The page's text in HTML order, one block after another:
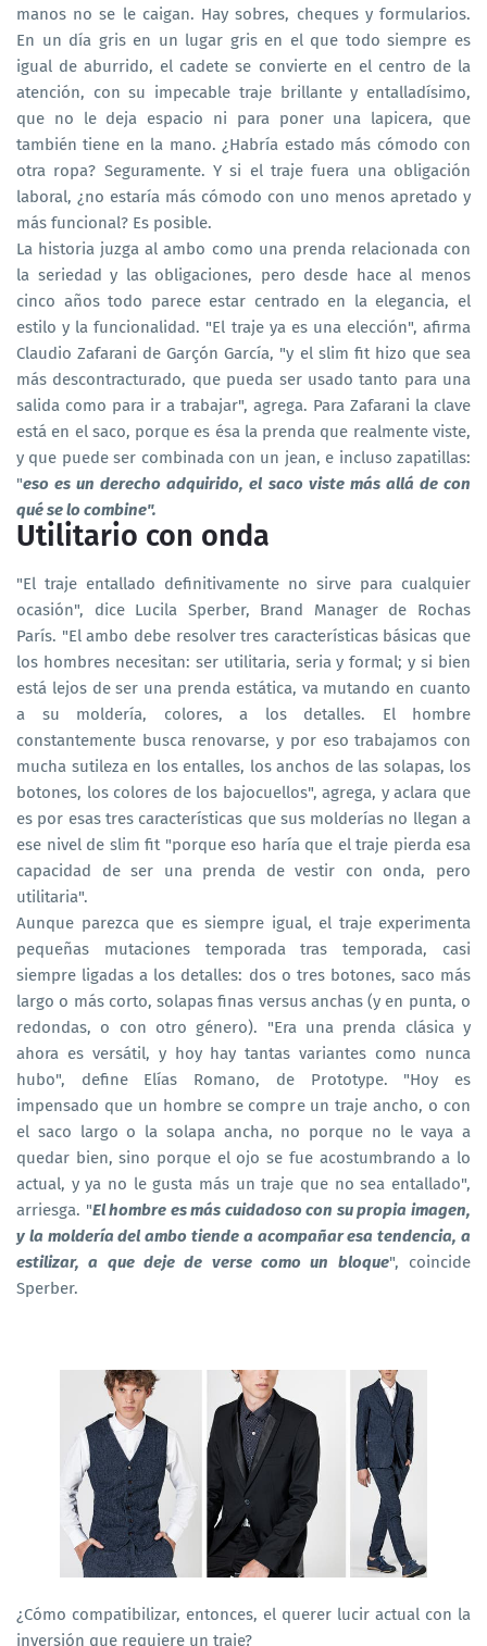
manos no se le caigan. Hay sobres, cheques y formularios.
En un día gris en un lugar gris en el que todo siempre es
igual de aburrido, el cadete se convierte en el centro de la
atención, con su impecable traje brillante y entalladísimo,
que no le deja espacio ni para poner una lapicera, que
también tiene en la mano. ¿Habría estado más cómodo con
otra ropa? Seguramente. Y si el traje fuera una obligación
laboral, ¿no estaría más cómodo con uno menos apretado y
más funcional? Es posible.
La historia juzga al ambo como una prenda relacionada con
la seriedad y las obligaciones, pero desde hace al menos
cinco años todo parece estar centrado en la elegancia, el
estilo y la funcionalidad. "El traje ya es una elección", afirma
Claudio Zafarani de Garçón García, "y el slim fit hizo que sea
más descontracturado, que pueda ser usado tanto para una
salida como para ir a trabajar", agrega. Para Zafarani la clave
está en el saco, porque es ésa la prenda que realmente viste,
y que puede ser combinada con un jean, e incluso zapatillas:
"eso es un derecho adquirido, el saco viste más allá de con
qué se lo combine".
Utilitario con onda
"El traje entallado definitivamente no sirve para cualquier
ocasión", dice Lucila Sperber, Brand Manager de Rochas
París. "El ambo debe resolver tres características básicas que
los hombres necesitan: ser utilitaria, seria y formal; y si bien
está lejos de ser una prenda estática, va mutando en cuanto
a su moldería, colores, a los detalles. El hombre
constantemente busca renovarse, y por eso trabajamos con
mucha sutileza en los entalles, los anchos de las solapas, los
botones, los colores de los bajocuellos", agrega, y aclara que
es por esas tres características que sus molderías no llegan a
ese nivel de slim fit "porque eso haría que el traje pierda esa
capacidad de ser una prenda de vestir con onda, pero
utilitaria".
Aunque parezca que es siempre igual, el traje experimenta
pequeñas mutaciones temporada tras temporada, casi
siempre ligadas a los detalles: dos o tres botones, saco más
largo o más corto, solapas finas versus anchas (y en punta, o
redondas, o con otro género). "Era una prenda clásica y
ahora es versátil, y hoy hay tantas variantes como nunca
hubo", define Elías Romano, de Prototype. "Hoy es
impensado que un hombre se compre un traje ancho, o con
el saco largo o la solapa ancha, no porque no le vaya a
quedar bien, sino porque el ojo se fue acostumbrando a lo
actual, y ya no le gusta más un traje que no sea entallado",
arriesga. "El hombre es más cuidadoso con su propia imagen,
y la moldería del ambo tiende a acompañar esa tendencia, a
estilizar, a que deje de verse como un bloque", coincide
Sperber.
¿Cómo compatibilizar, entonces, el querer lucir actual con la
inversión que requiere un traje?